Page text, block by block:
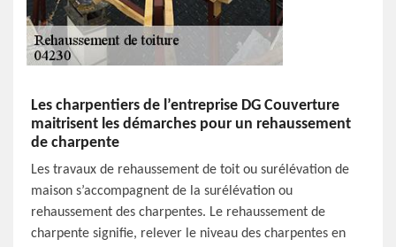
Les charpentiers de l’entreprise DG Couverture
maitrisent les démarches pour un rehaussement
de charpente
Les travaux de rehaussement de toit ou surélévation de
maison s’accompagnent de la surélévation ou
rehaussement des charpentes. Le rehaussement de
charpente signifie, relever le niveau des charpentes en